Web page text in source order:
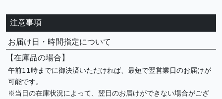
注意事項
お届け日・時間指定について
【在庫品の場合】
午前11時までに御決済いただければ、最短で翌営業日のお届けが
可能です。
※当日の在庫状況によって、翌日のお届けができない場合がござ